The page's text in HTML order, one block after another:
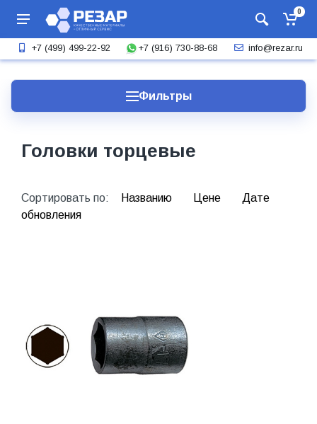
0
+7 (499) 499-22-92 +7 (916) 730-88-68 info@rezar.ru
Фильтры
Головки торцевые
Сортировать по: Названию Цене
Дате
обновления